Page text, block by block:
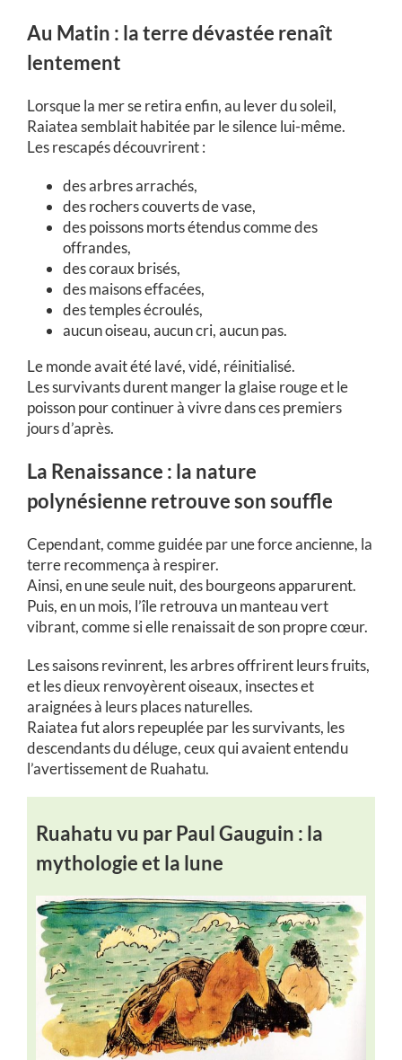
Au Matin : la terre dévastée renaît
lentement
Lorsque la mer se retira enfin, au lever du soleil,
Raiatea semblait habitée par le silence lui-même.
Les rescapés découvrirent :
des arbres arrachés,
des rochers couverts de vase,
des poissons morts étendus comme des
offrandes,
des coraux brisés,
des maisons effacées,
des temples écroulés,
aucun oiseau, aucun cri, aucun pas.
Le monde avait été lavé, vidé, réinitialisé.
Les survivants durent manger la glaise rouge et le
poisson pour continuer à vivre dans ces premiers
jours d’après.
La Renaissance : la nature
polynésienne retrouve son souffle
Cependant, comme guidée par une force ancienne, la
terre recommença à respirer.
Ainsi, en une seule nuit, des bourgeons apparurent.
Puis, en un mois, l’île retrouva un manteau vert
vibrant, comme si elle renaissait de son propre cœur.
Les saisons revinrent, les arbres offrirent leurs fruits,
et les dieux renvoyèrent oiseaux, insectes et
araignées à leurs places naturelles.
Raiatea fut alors repeuplée par les survivants, les
descendants du déluge, ceux qui avaient entendu
l’avertissement de Ruahatu.
Ruahatu vu par Paul Gauguin : la
mythologie et la lune